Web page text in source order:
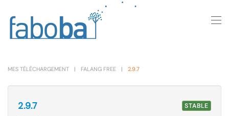
Skip to main content
MES TÉLÉCHARGEMENT FALANG FREE 2.9.7
STABLE
2.9.7